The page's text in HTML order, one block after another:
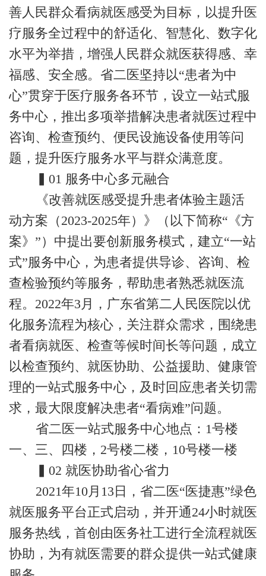
善人民群众看病就医感受为目标，以提升医
疗服务全过程中的舒适化、智慧化、数字化
水平为举措，增强人民群众就医获得感、幸
福感、安全感。省二医坚持以“患者为中
心”贯穿于医疗服务各环节，设立一站式服
务中心，推出多项举措解决患者就医过程中
咨询、检查预约、便民设施设备使用等问
题，提升医疗服务水平与群众满意度。
▍01 服务中心多元融合
《改善就医感受提升患者体验主题活
动方案（2023-2025年）》（以下简称“《方
案》”）中提出要创新服务模式，建立“一站
式”服务中心，为患者提供导诊、咨询、检
查检验预约等服务，帮助患者熟悉就医流
程。2022年3月，广东省第二人民医院以优
化服务流程为核心，关注群众需求，围绕患
者看病就医、检查等候时间长等问题，成立
以检查预约、就医协助、公益援助、健康管
理的一站式服务中心，及时回应患者关切需
求，最大限度解决患者“看病难”问题。
省二医一站式服务中心地点：1号楼
一、三、四楼，2号楼二楼，10号楼一楼
▍02 就医协助省心省力
2021年10月13日，省二医“医捷惠”绿色
就医服务平台正式启动，并开通24小时就医
服务热线，首创由医务社工进行全流程就医
协助，为有就医需要的群众提供一站式健康